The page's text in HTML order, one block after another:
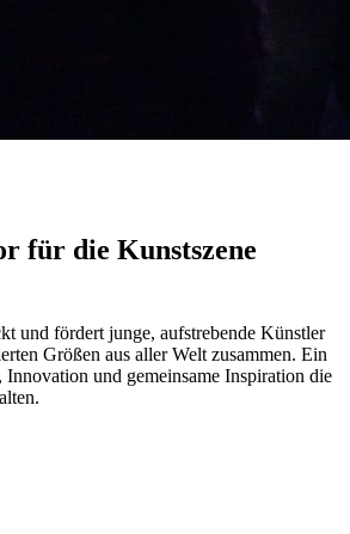
für die Kunstszene
und fördert junge, aufstrebende Künstler
Größen aus aller Welt zusammen. Ein
und gemeinsame Inspiration die